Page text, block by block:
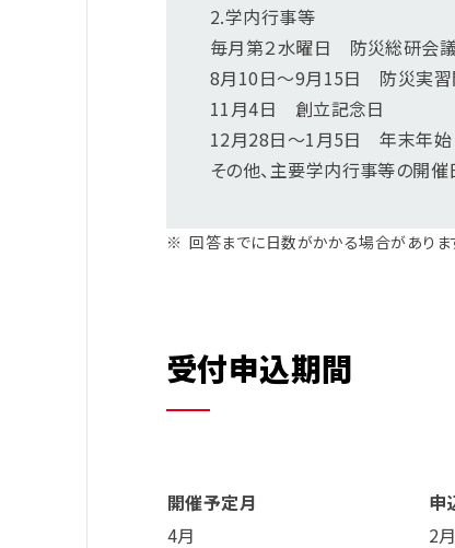
2.学内行事等
毎月第２水曜日 防災総研会
8月10日～9月15日 防災実習
11月4日 創立記念日
12月28日～1月5日 年末年始
その他、主要学内行事等の開催日
※ 回答までに日数がかかる場合がありま
受付申込期間
開催予定月
申
4月
2